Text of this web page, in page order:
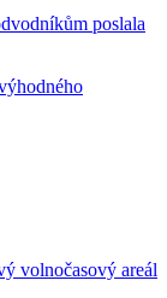
poslala
volnočasový areál